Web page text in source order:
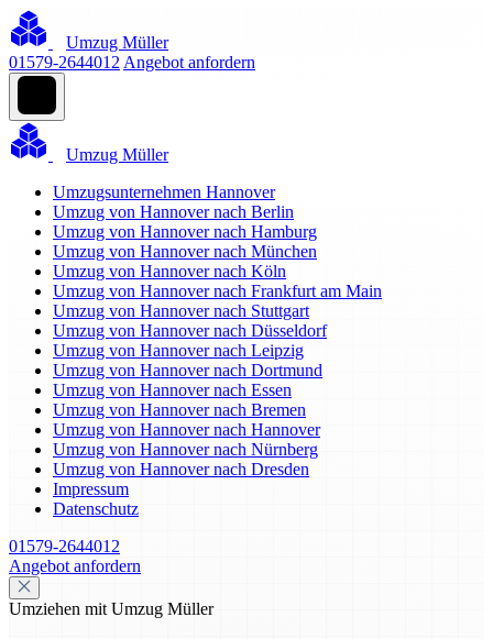
Umzug Müller
01579-2644012 Angebot anfordern
Umzug Müller
Umzugsunternehmen Hannover
Umzug von Hannover nach Berlin
Umzug von Hannover nach Hamburg
Umzug von Hannover nach München
Umzug von Hannover nach Köln
Umzug von Hannover nach Frankfurt am Main
Umzug von Hannover nach Stuttgart
Umzug von Hannover nach Düsseldorf
Umzug von Hannover nach Leipzig
Umzug von Hannover nach Dortmund
Umzug von Hannover nach Essen
Umzug von Hannover nach Bremen
Umzug von Hannover nach Hannover
Umzug von Hannover nach Nürnberg
Umzug von Hannover nach Dresden
Impressum
Datenschutz
01579-2644012
Angebot anfordern
Umziehen mit Umzug Müller